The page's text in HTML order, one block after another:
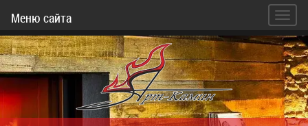
Меню сайта